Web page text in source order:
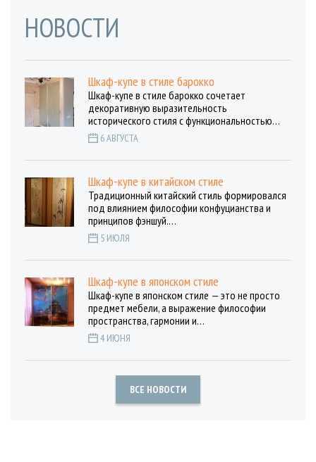
НОВОСТИ
Шкаф-купе в стиле барокко
Шкаф-купе в стиле барокко сочетает
декоративную выразительность
исторического стиля с функциональностью…
6 АВГУСТА
Шкаф-купе в китайском стиле
Традиционный китайский стиль формировался
под влиянием философии конфуцианства и
принципов фэншуй.…
5 ИЮЛЯ
Шкаф-купе в японском стиле
Шкаф-купе в японском стиле — это не просто
предмет мебели, а выражение философии
пространства, гармонии и…
4 ИЮНЯ
ВСЕ НОВОСТИ